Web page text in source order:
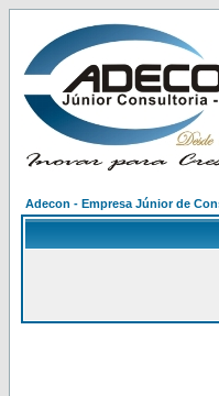
Adecon - Empresa Júnior de